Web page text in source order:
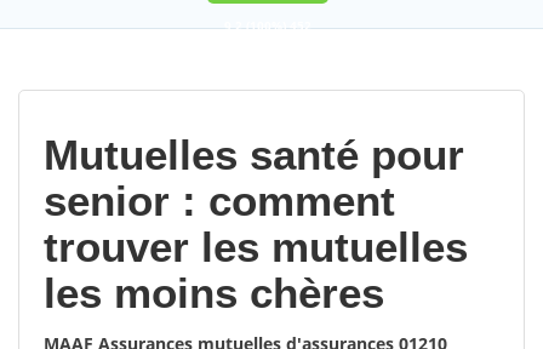
9,2(100%)452
Mutuelles santé pour
senior : comment
trouver les mutuelles
les moins chères
MAAF Assurances mutuelles d'assurances 01210